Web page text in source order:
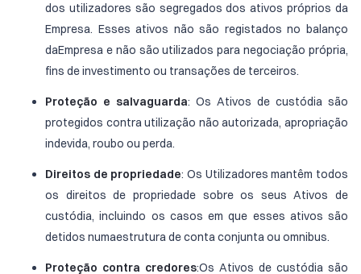
dos utilizadores são segregados dos ativos próprios da
Empresa. Esses ativos não são registados no balanço
daEmpresa e não são utilizados para negociação própria,
fins de investimento ou transações de terceiros.
Proteção e salvaguarda: Os Ativos de custódia são
protegidos contra utilização não autorizada, apropriação
indevida, roubo ou perda.
Direitos de propriedade: Os Utilizadores mantêm todos
os direitos de propriedade sobre os seus Ativos de
custódia, incluindo os casos em que esses ativos são
detidos numaestrutura de conta conjunta ou omnibus.
Proteção contra credores:Os Ativos de custódia são